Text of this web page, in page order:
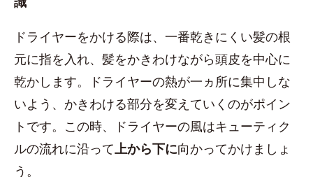
ドライヤーをかける際は、一番乾きにくい髪の根
元に指を入れ、髪をかきわけながら頭皮を中心に
乾かします。ドライヤーの熱が一ヵ所に集中しな
いよう、かきわける部分を変えていくのがポイン
トです。この時、ドライヤーの風はキューティク
ルの流れに沿って上から下に向かってかけましょ
う。